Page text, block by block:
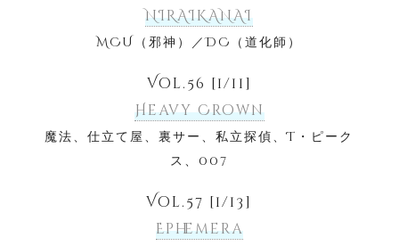
NIRAIKANAI
MCU（邪神）／DC（道化師）
Vol.56 [1/11]
Heavy Crown
魔法、仕立て屋、裏サー、私立探偵、T・ピーク
ス、007
Vol.57 [1/13]
Ephemera